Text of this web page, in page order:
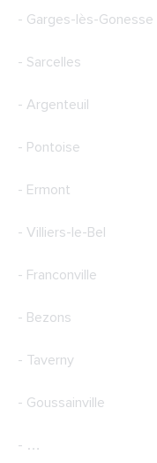
- Garges-lès-Gonesse
- Sarcelles
- Argenteuil
- Pontoise
- Ermont
- Villiers-le-Bel
- Franconville
- Bezons
- Taverny
- Goussainville
- …